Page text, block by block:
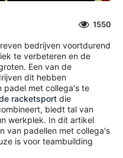
1550
bedrijven voortdurend
te verbeteren en de
Een van de
dit hebben
padel met collega's te
racketsport die
biedt tal van
werkplek. In dit artikel
van padellen met collega's
is voor teambuilding